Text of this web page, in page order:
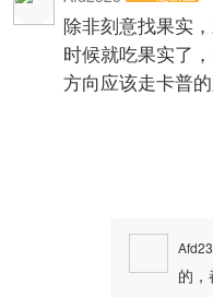
除非刻意找果实
时候就吃果实了
方向应该走卡普
的